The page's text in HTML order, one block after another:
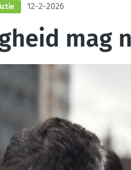
12-2-2026
mag